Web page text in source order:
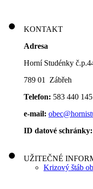
KONTAKT
Adresa
Horní Studénky
789 01 Zábřeh
Telefon: 583 440 145
e-mail:
ID datové schránky:
UŽITEČNÉ
Krizový štáb